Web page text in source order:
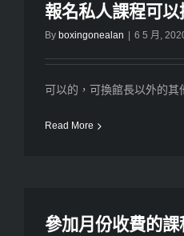
報名私人課程可
By boxingonealan 6 5 月,
可以的，可換館長以外的其
Read More
參加月份收費的